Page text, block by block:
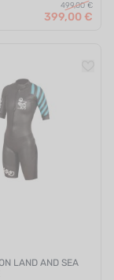
499,00 €
399,00 €
LAND AND SEA